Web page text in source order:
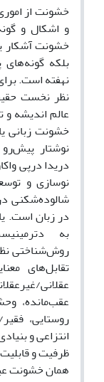
خشونت از
و اشکال و
خشونت آشکار
بلکه گونه‌های
نهفته است.
نظر نخست
عالم اندیشه
خشونت زبانی
نوشتار
دریدا درپی
نوسازی و
شالوده‌شکنی
در زبان است.
به
روش‌شناختی
تقابل‌های
عقلانی/
عقب‌مانده،
روستایی،
انتزاعی و
ظرفیت و
همان خشونت